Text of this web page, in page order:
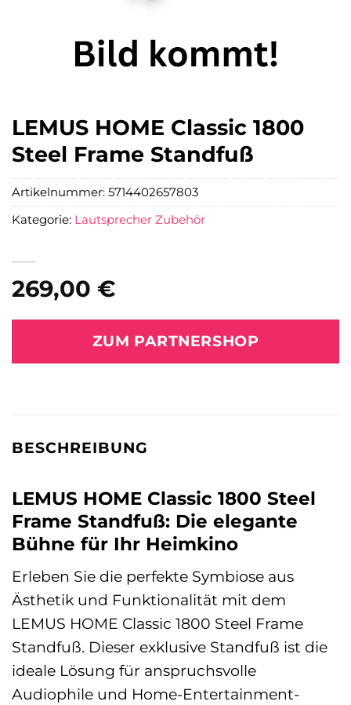
LEMUS HOME Classic 1800
Steel Frame Standfuß
269,00 €
ZUM PARTNERSHOP
Artikelnummer: 5714402657803
Kategorie: Lautsprecher Zubehör
BESCHREIBUNG
LEMUS HOME Classic 1800 Steel
Frame Standfuß: Die elegante
Bühne für Ihr Heimkino
Erleben Sie die perfekte Symbiose aus
Ästhetik und Funktionalität mit dem
LEMUS HOME Classic 1800 Steel Frame
Standfuß. Dieser exklusive Standfuß ist die
ideale Lösung für anspruchsvolle
Audiophile und Home-Entertainment-